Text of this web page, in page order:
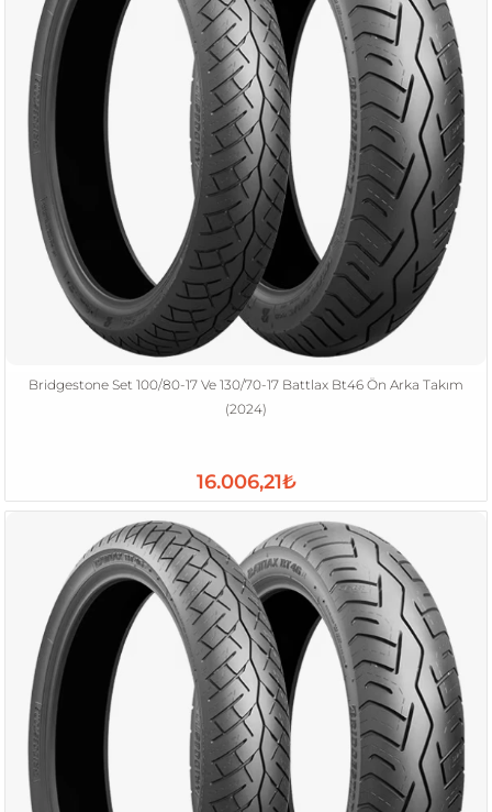
Bridgestone Set 100/80-17 Ve 130/70-17 Battlax Bt46 Ön Arka Takım
(2024)
16.006,21₺